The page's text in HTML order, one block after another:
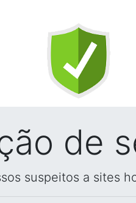
de
suspeitos a sites